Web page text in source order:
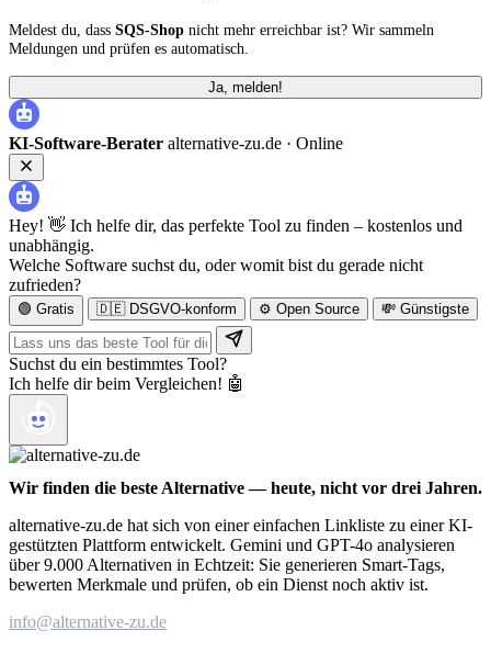
Meldest du, dass SQS-Shop nicht mehr erreichbar ist? Wir sammeln
Meldungen und prüfen es automatisch.
Ja, melden!
KI-Software-Berater alternative-zu.de · Online
Hey! 👋 Ich helfe dir, das perfekte Tool zu finden – kostenlos und
unabhängig.
Welche Software suchst du, oder womit bist du gerade nicht
zufrieden?
🟢 Gratis 🇩🇪 DSGVO-konform ⚙️ Open Source 💸 Günstigste
Suchst du ein bestimmtes Tool?
Ich helfe dir beim Vergleichen! 🤖
Wir finden die beste Alternative — heute, nicht vor drei Jahren.
alternative-zu.de hat sich von einer einfachen Linkliste zu einer KI-
gestützten Plattform entwickelt. Gemini und GPT-4o analysieren
über 9.000 Alternativen in Echtzeit: Sie generieren Smart-Tags,
bewerten Merkmale und prüfen, ob ein Dienst noch aktiv ist.
info@alternative-zu.de